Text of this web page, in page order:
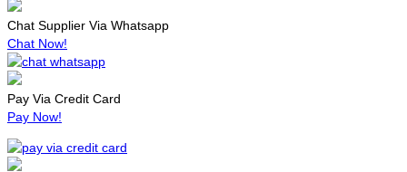
Chat Supplier Via Whatsapp
Chat Now!
Pay Via Credit Card
Pay Now!